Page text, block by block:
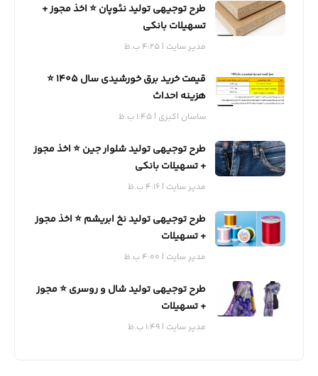
طرح توجیهی تولید نئوپان ⭐️ اخذ مجوز +
تسهیلات بانکی
مدیر سایت 4:25 ب.ظ
قیمت خرید برق خورشیدی سال 1405 ⭐️
هزینه احداث
ساسان اکبری 1:45 ب.ظ
طرح توجیهی تولید شلوار جین ⭐️ اخذ مجوز
+ تسهیلات بانکی
مدیر سایت 4:16 ب.ظ
طرح توجیهی تولید نخ ابریشم ⭐️ اخذ مجوز
+ تسهیلات
مدیر سایت 4:00 ب.ظ
طرح توجیهی تولید شال و روسری ⭐️ مجوز
+ تسهیلات
مدیر سایت 1:49 ب.ظ